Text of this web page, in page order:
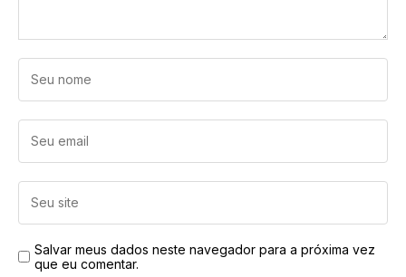
Salvar meus dados neste navegador para a próxima vez
que eu comentar.